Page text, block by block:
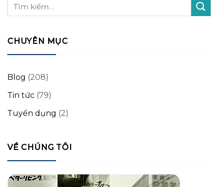
CHUYÊN MỤC
Blog (208)
Tin tức (79)
Tuyển dụng (2)
VỀ CHÚNG TÔI